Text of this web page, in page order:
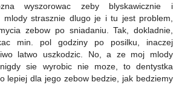
wyszorowac zeby blyskawicznie i
mlody strasznie dlugo je i tu jest problem,
zebow po sniadaniu. Tak, dokladnie,
min. pol godziny po posilku, inaczej
latwo uszkodzic. No, a ze moj mlody
sie wyrobic nie moze, to dentystka
lepiej dla jego zebow bedzie, jak bedziemy